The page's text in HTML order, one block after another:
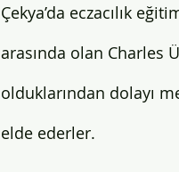
Çekya’da eczacılık
arasında olan Charles
olduklarından dolayı
elde ederler.